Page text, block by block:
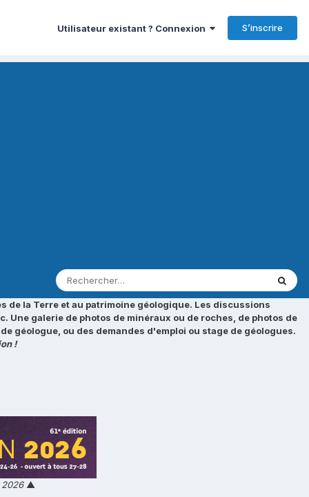
Utilisateur existant ? Connexion S’inscrire
de la Terre et au patrimoine géologique. Les discussions
galerie de photos de minéraux ou de roches, de photos de
géologue, ou des demandes d'emploi ou stage de géologues.
!
▲